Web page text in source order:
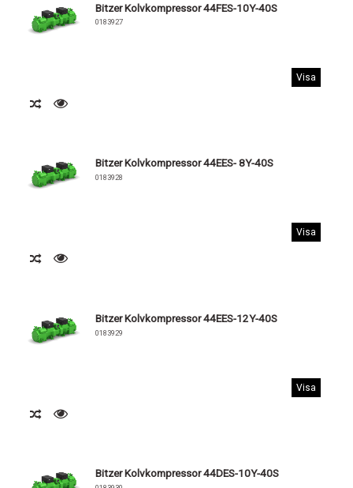
Bitzer Kolvkompressor 44FES-10Y-40S
0183927
Visa
Bitzer Kolvkompressor 44EES- 8Y-40S
0183928
Visa
Bitzer Kolvkompressor 44EES-12Y-40S
0183929
Visa
Bitzer Kolvkompressor 44DES-10Y-40S